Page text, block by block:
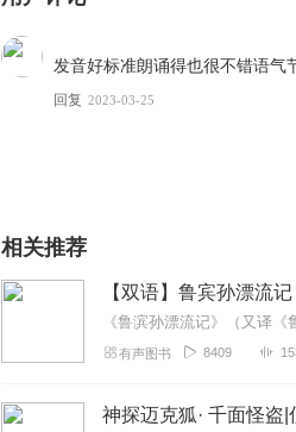
发音好标准朗诵得也很不错语气
回复 2023-03-25
相关推荐
【双语】鲁宾孙漂流
有声图书 8409
神探迈克狐· 千面怪盗